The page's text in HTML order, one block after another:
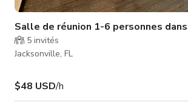
Salle de réunion 1-6 personnes
5 invités
Jacksonville, FL
$48 USD/h